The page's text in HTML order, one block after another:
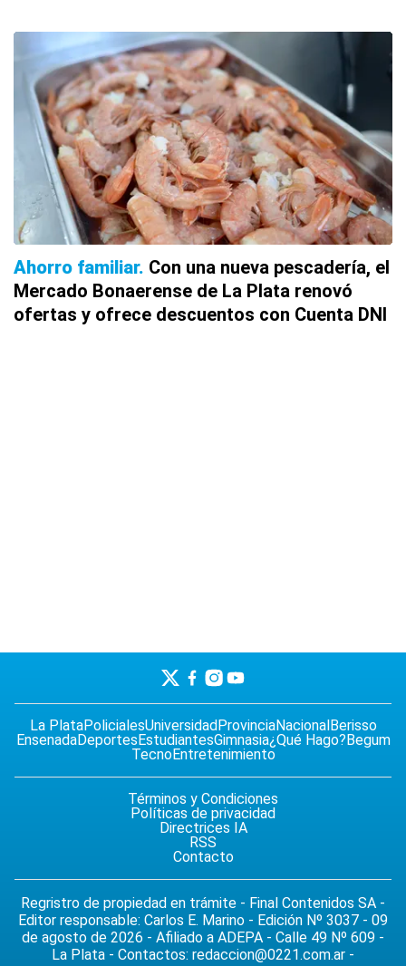
Ahorro familiar Con una nueva pescadería, el
Mercado Bonaerense de La Plata renovó
ofertas y ofrece descuentos con Cuenta DNI
La PlataPolicialesUniversidadProvinciaNacionalBerisso
EnsenadaDeportesEstudiantesGimnasia¿Qué Hago?Begum
TecnoEntretenimiento
Términos y Condiciones
Políticas de privacidad
Directrices IA
RSS
Contacto
Regristro de propiedad en trámite - Final Contenidos SA -
Editor responsable: Carlos E. Marino - Edición Nº 3037 - 09
de agosto de 2026 - Afiliado a ADEPA - Calle 49 Nº 609 -
La Plata - Contactos: redaccion@0221.com.ar -